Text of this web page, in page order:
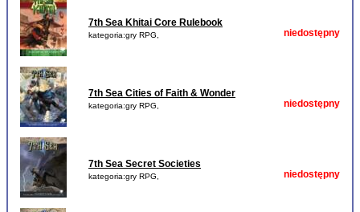
7th Sea Khitai Core Rulebook
kategoria:gry RPG, niedostępny
7th Sea Cities of Faith & Wonder
kategoria:gry RPG, niedostępny
7th Sea Secret Societies
kategoria:gry RPG, niedostępny